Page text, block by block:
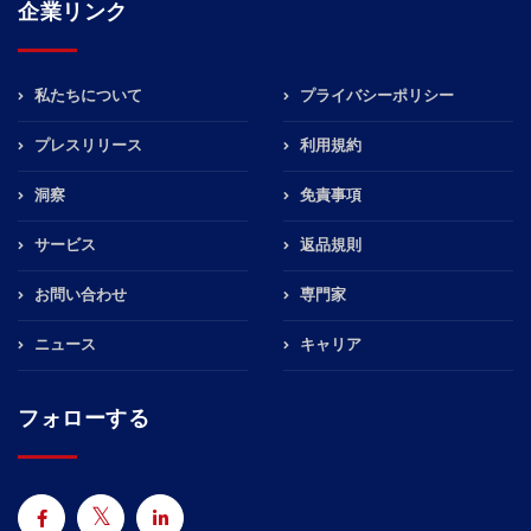
企業リンク
私たちについて
プレスリリース
洞察
サービス
お問い合わせ
ニュース
プライバシーポリシー
利用規約
免責事項
返品規則
専門家
キャリア
フォローする